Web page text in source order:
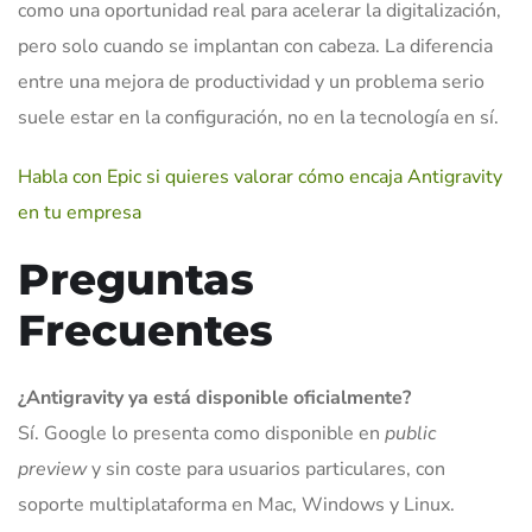
como una oportunidad real para acelerar la digitalización,
pero solo cuando se implantan con cabeza. La diferencia
entre una mejora de productividad y un problema serio
suele estar en la configuración, no en la tecnología en sí.
Habla con Epic si quieres valorar cómo encaja Antigravity
en tu empresa
Preguntas
Frecuentes
¿Antigravity ya está disponible oficialmente?
Sí. Google lo presenta como disponible en public
previewy sin coste para usuarios particulares, con
soporte multiplataforma en Mac, Windows y Linux.